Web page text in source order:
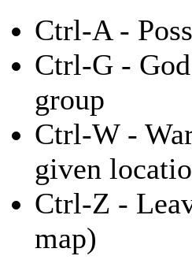
Ctrl-A -
Ctrl-G -
group
Ctrl-W -
given
Ctrl-Z -
map)